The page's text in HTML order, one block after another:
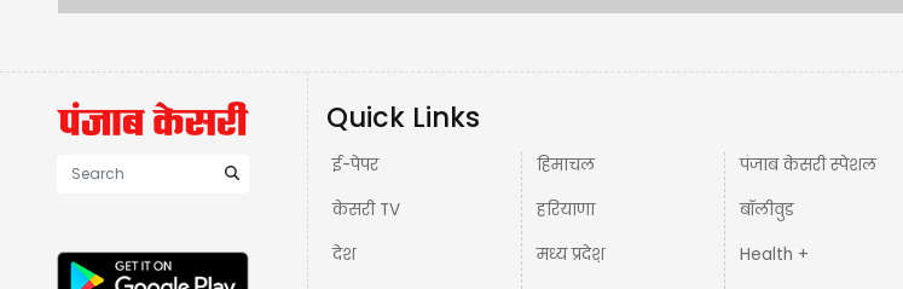
Quick Links
ई-पेपर
केसरी TV
देश
हिमाचल
हरियाणा
मध्य प्रदेश़
पंजाब केसरी स्पेशल
बॉलीवुड
Health +